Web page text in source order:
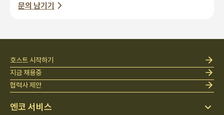
문의 남기기
엔코 서비스
호스트 시작하기
지금 채용중
협력사 제안